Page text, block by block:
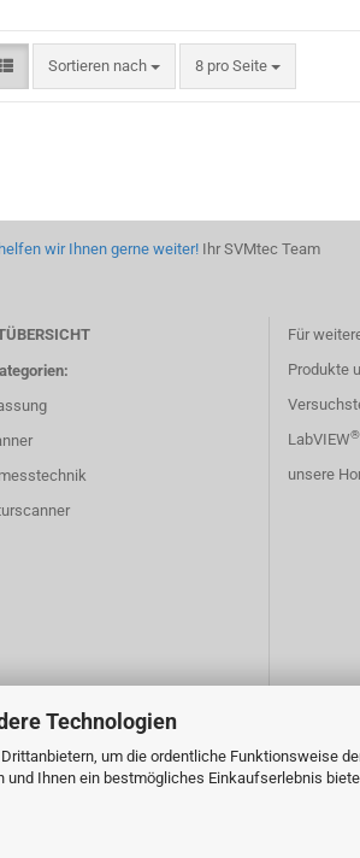
Technologien
um die ordentliche Funktionsweise
Ihnen ein bestmögliches Einkaufserlebnis
Sortieren nach 8 pro Seite
wir Ihnen gerne weiter! Ihr SVMtec Team
Für
Produkte
LabVIEW®
unsere